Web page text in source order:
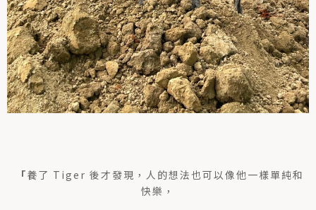
「養了 Tiger 後才發現，人的想法也可以像他一樣單純和
快樂，